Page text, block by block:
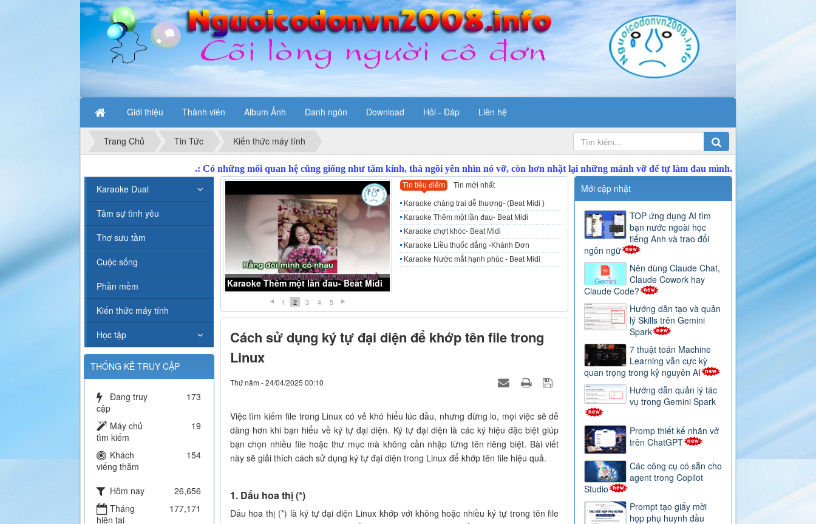
Giới thiệu Thành viên Album Ảnh Danh ngôn Download Hỏi - Đáp Liên hệ
Trang Chủ Tin Tức Kiến thức máy tính
Karaoke chợt khóc- Beat Midi
1 2 3 4 5
Tin tiêu điểm Tin mới nhất
Karaoke chảng trai dễ thương- (Beat Midi )
Karaoke Thêm một lần đau- Beat Midi
Karaoke chợt khóc- Beat Midi
Karaoke Liều thuốc đắng -Khánh Đơn
Karaoke Nước mắt hạnh phúc - Beat Midi
Cách sử dụng ký tự đại diện để khớp tên file trong
Linux
Thứ năm - 24/04/2025 00:10
Việc tìm kiếm file trong Linux có vẻ khó hiểu lúc đầu, nhưng đừng lo, mọi việc sẽ dễ
dàng hơn khi bạn hiểu về ký tự đại diện. Ký tự đại diện là các ký hiệu đặc biệt giúp
bạn chọn nhiều file hoặc thư mục mà không cần nhập từng tên riêng biệt. Bài viết
này sẽ giải thích cách sử dụng ký tự đại diện trong Linux để khớp tên file hiệu quả.
1. Dấu hoa thị (*)
Dấu hoa thị (*) là ký tự đại diện Linux khớp với không hoặc nhiều ký tự trong tên file
Mới cập nhật
TOP ứng dụng AI tìm
bạn nước ngoài học
tiếng Anh và trao đổi
ngôn ngữ
Nên dùng Claude Chat,
Claude Cowork hay
Claude Code?
Hướng dẫn tạo và quản
lý Skills trên Gemini
Spark
7 thuật toán Machine
Learning vẫn cực kỳ
quan trọng trong kỷ nguyên AI
Hướng dẫn quản lý tác
vụ trong Gemini Spark
Promp thiết kế nhãn vở
trên ChatGPT
Các công cụ có sẵn cho
agent trong Copilot
Studio
Prompt tạo giấy mời
họp phụ huynh đầu
Karaoke Dual
Tâm sự tình yêu
Thơ sưu tầm
Cuộc sống
Phần mềm
Kiến thức máy tính
Học tập
THỐNG KÊ TRUY CẬP
Đang truy
cập
173
Máy chủ
tìm kiếm
19
Khách
viếng thăm
154
Hôm nay
26,656
Tháng
hiện tại
177,171